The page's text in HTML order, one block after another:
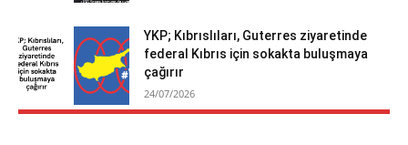
YKP; Kıbrıslıları, Guterres ziyaretinde
federal Kıbrıs için sokakta buluşmaya
çağırır
24/07/2026